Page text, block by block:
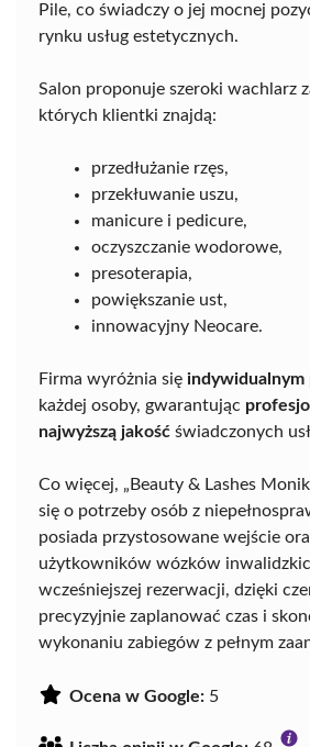
Pile, co świadczy o jej mocnej
rynku usług estetycznych.
Salon proponuje szeroki wachlarz
których klientki znajdą:
przedłużanie rzęs,
przekłuwanie uszu,
manicure i pedicure,
oczyszczanie wodorowe,
presoterapia,
powiększanie ust,
innowacyjny Neocare.
Firma wyróżnia się indywidualnym
każdej osoby, gwarantując
najwyższą jakość świadczonych
Co więcej, „Beauty & Lashes
się o potrzeby osób z
posiada przystosowane wejście
użytkowników wózków
wcześniejszej rezerwacji, dzięki
precyzyjnie zaplanować czas i
wykonaniu zabiegów z pełnym
Ocena w Google: 5